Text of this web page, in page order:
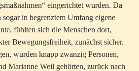
eingerichtet wurden. Da
sogar in begrenztem Umfang eigene
fühlten sich die Menschen dort,
Bewegungsfreiheit, zunächst sicher.
wurden knapp zwanzig Personen,
Marianne Weil gehörten, zurück nach